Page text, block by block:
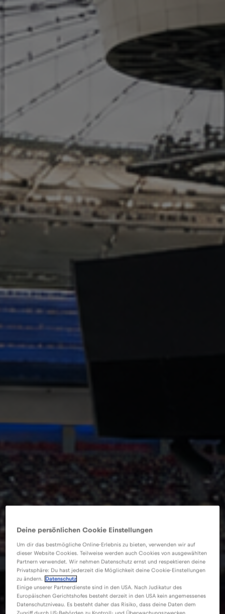
Deine persönlichen Cookie Einstellungen
Um dir das bestmögliche Online-Erlebnis zu bieten, verwenden wir auf
dieser Website Cookies. Teilweise werden auch Cookies von ausgewählten
Partnern verwendet. Wir nehmen Datenschutz ernst und respektieren deine
Privatsphäre: Du hast jederzeit die Möglichkeit deine Cookie-Einstellungen
zu ändern.
Datenschutz
Einige unserer Partnerdienste sind in den USA. Nach Judikatur des
Europäischen Gerichtshofes besteht derzeit in den USA kein angemessenes
Datenschutzniveau. Es besteht daher das Risiko, dass deine Daten dem
Zugriff durch US-Behörden zu Kontroll- und Überwachungszwecken